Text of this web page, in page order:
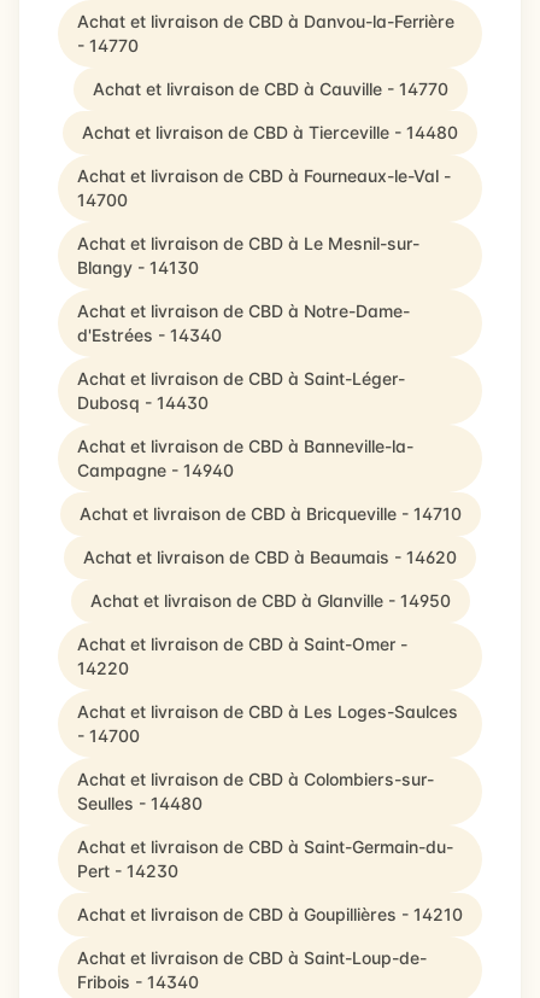
Achat et livraison de CBD à Danvou-la-Ferrière
- 14770
Achat et livraison de CBD à Cauville - 14770
Achat et livraison de CBD à Tierceville - 14480
Achat et livraison de CBD à Fourneaux-le-Val -
14700
Achat et livraison de CBD à Le Mesnil-sur-
Blangy - 14130
Achat et livraison de CBD à Notre-Dame-
d'Estrées - 14340
Achat et livraison de CBD à Saint-Léger-
Dubosq - 14430
Achat et livraison de CBD à Banneville-la-
Campagne - 14940
Achat et livraison de CBD à Bricqueville - 14710
Achat et livraison de CBD à Beaumais - 14620
Achat et livraison de CBD à Glanville - 14950
Achat et livraison de CBD à Saint-Omer -
14220
Achat et livraison de CBD à Les Loges-Saulces
- 14700
Achat et livraison de CBD à Colombiers-sur-
Seulles - 14480
Achat et livraison de CBD à Saint-Germain-du-
Pert - 14230
Achat et livraison de CBD à Goupillières - 14210
Achat et livraison de CBD à Saint-Loup-de-
Fribois - 14340